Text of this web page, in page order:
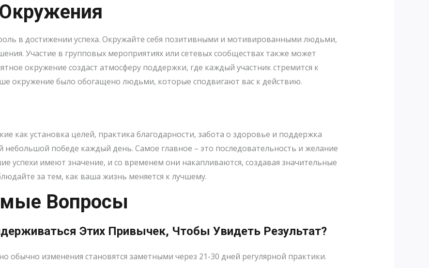
в достижении успеха. Окружайте себя позитивными и мотивированными людьми,
Участие в групповых мероприятиях или сетевых сообществах также может
окружение создаст атмосферу поддержки, где каждый участник стремится к
окружение было обогащено людьми, которые сподвигают вас к действию.
как установка целей, практика благодарности, забота о здоровье и поддержка
небольшой победе каждый день. Самое главное – это последовательность и желание
успехи имеют значение, и со временем они накапливаются, создавая значительные
за тем, как ваша жизнь меняется к лучшему.
Вопросы
Этих Привычек, Чтобы Увидеть Результат?
обычно изменения становятся заметными через 21-30 дней регулярной практики.